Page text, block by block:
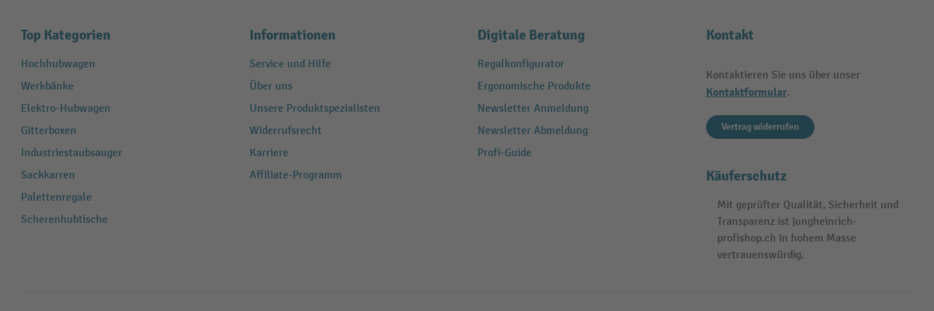
Top Kategorien
Hochhubwagen
Werkbänke
Elektro-Hubwagen
Gitterboxen
Industriestaubsauger
Sackkarren
Palettenregale
Scherenhubtische
Informationen
Service und Hilfe
Über uns
Unsere Produktspezialisten
Widerrufsrecht
Karriere
Affiliate-Programm
Digitale Beratung
Regalkonfigurator
Ergonomische Produkte
Newsletter Anmeldung
Newsletter Abmeldung
Profi-Guide
Kontakt
Kontaktieren Sie uns über unser
Kontaktformular.
Vertrag widerrufen
Käuferschutz
Mit geprüfter Qualität, Sicherheit und
Transparenz ist jungheinrich-
profishop.ch in hohem Masse
vertrauenswürdig.